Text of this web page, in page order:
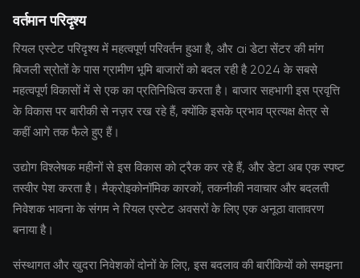
वर्तमान परिदृश्य
रियल एस्टेट परिदृश्य में महत्वपूर्ण परिवर्तन हुआ है, और ai डेटा सेंटर की मांग
बिजली स्रोतों के पास ग्रामीण भूमि बाजारों को बदल रही है 2024 के सबसे
महत्वपूर्ण विकासों में से एक का प्रतिनिधित्व करता है। बाजार सहभागी इस प्रवृत्ति
के विकास पर बारीकी से नज़र रख रहे हैं, क्योंकि इसके प्रभाव प्रत्यक्ष क्षेत्र से
कहीं आगे तक फैले हुए हैं।
उद्योग विश्लेषक महीनों से इस विकास को ट्रैक कर रहे हैं, और डेटा अब एक स्पष्ट
तस्वीर पेश करता है। मैक्रोइकोनॉमिक कारकों, तकनीकी नवाचार और बदलती
निवेशक भावना के संगम ने रियल एस्टेट अवसरों के लिए एक अनूठा वातावरण
बनाया है।
संस्थागत और खुदरा निवेशकों दोनों के लिए, इस बदलाव की बारीकियों को समझना